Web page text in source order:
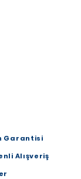
Garantisi
Alışveriş